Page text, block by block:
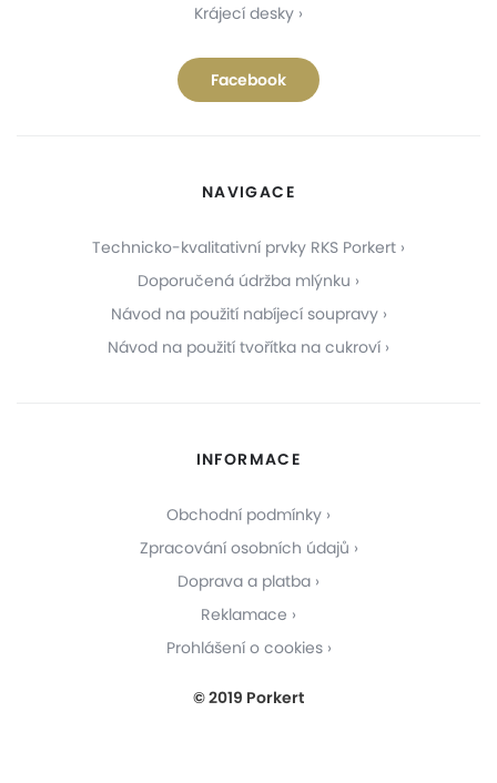
Krájecí desky
Facebook
NAVIGACE
Technicko-kvalitativní prvky RKS Porkert
Doporučená údržba mlýnku
Návod na použití nabíjecí soupravy
Návod na použití tvořítka na cukroví
INFORMACE
Obchodní podmínky
Zpracování osobních údajů
Doprava a platba
Reklamace
Prohlášení o cookies
© 2019 Porkert